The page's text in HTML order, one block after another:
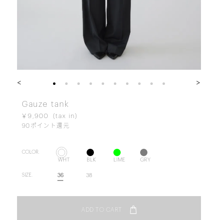
< >
Gauze tank
￥9,900
90 ポイント還元
COLOR.
WHT BLK LIME GRY
SIZE. 36 38